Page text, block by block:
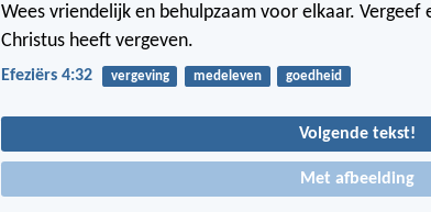
Wees vriendelijk en behulpzaam voor elkaar. Vergeef
Christus heeft vergeven.
Efeziërs 4:32 vergeving medeleven goedheid
Volgende tekst!
Met afbeelding